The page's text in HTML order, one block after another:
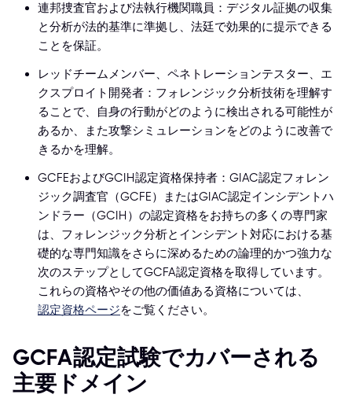
連邦捜査官および法執行機関職員：デジタル証拠の収集
と分析が法的基準に準拠し、法廷で効果的に提示できる
ことを保証。
レッドチームメンバー、ペネトレーションテスター、エ
クスプロイト開発者：フォレンジック分析技術を理解す
ることで、自身の行動がどのように検出される可能性が
あるか、また攻撃シミュレーションをどのように改善で
きるかを理解。
GCFEおよびGCIH認定資格保持者：GIAC認定フォレン
ジック調査官（GCFE）またはGIAC認定インシデントハ
ンドラー（GCIH）の認定資格をお持ちの多くの専門家
は、フォレンジック分析とインシデント対応における基
礎的な専門知識をさらに深めるための論理的かつ強力な
次のステップとしてGCFA認定資格を取得しています。
これらの資格やその他の価値ある資格については、
認定資格ページをご覧ください。
GCFA認定試験でカバーされる
主要ドメイン